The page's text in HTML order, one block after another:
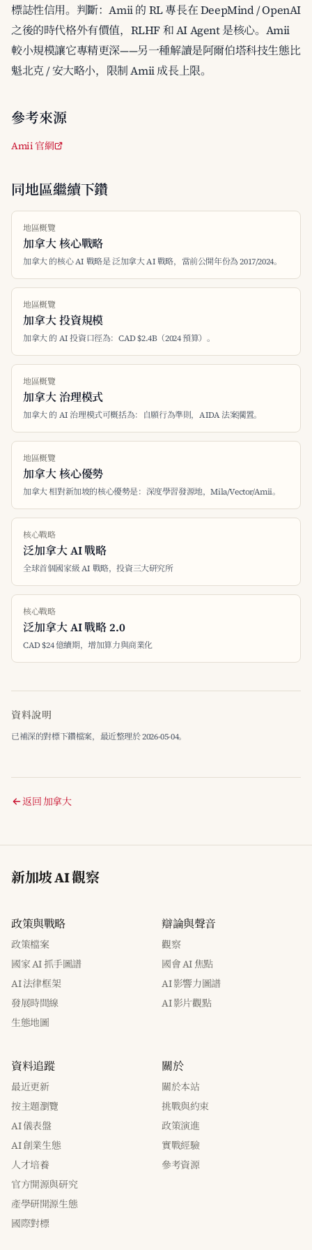
標誌性信用。判斷：Amii 的 RL 專長在 DeepMind / OpenAI
之後的時代格外有價值，RLHF 和 AI Agent 是核心。Amii
較小規模讓它專精更深——另一種解讀是阿爾伯塔科技生態比
魁北克 / 安大略小，限制 Amii 成長上限。
參考來源
Amii 官網
同地區繼續下鑽
地區概覽
加拿大 核心戰略
加拿大 的核心 AI 戰略是 泛加拿大 AI 戰略，當前公開年份為 2017/2024。
地區概覽
加拿大 投資規模
加拿大 的 AI 投資口徑為：CAD $2.4B（2024 預算）。
地區概覽
加拿大 治理模式
加拿大 的 AI 治理模式可概括為：自願行為準則，AIDA 法案擱置。
地區概覽
加拿大 核心優勢
加拿大 相對新加坡的核心優勢是：深度學習發源地，Mila/Vector/Amii。
核心戰略
泛加拿大 AI 戰略
全球首個國家級 AI 戰略，投資三大研究所
核心戰略
泛加拿大 AI 戰略 2.0
CAD $24 億續期，增加算力與商業化
資料說明
已補深的對標下鑽檔案，最近整理於 2026-05-04。
返回 加拿大
新加坡 AI 觀察
政策與戰略
政策檔案
國家 AI 抓手圖譜
AI 法律框架
發展時間線
生態地圖
辯論與聲音
觀察
國會 AI 焦點
AI 影響力圖譜
AI 影片觀點
資料追蹤
最近更新
按主題瀏覽
AI 儀表盤
AI 創業生態
人才培養
官方開源與研究
產學研開源生態
國際對標
關於
關於本站
挑戰與約束
政策演進
實戰經驗
參考資源